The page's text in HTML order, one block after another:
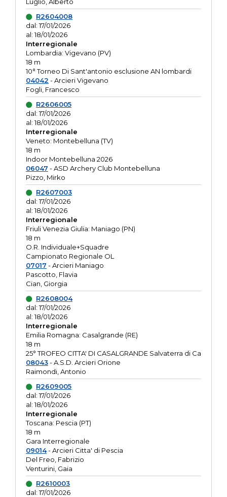
R2604008
dal: 17/01/2026
al: 18/01/2026
Interregionale
Lombardia: Vigevano (PV)
18 m
10° Torneo Di Sant'antonio esclusione AN lombardi
04042 - Arcieri Vigevano
Fogli, Francesco
R2606005
dal: 17/01/2026
al: 18/01/2026
Interregionale
Veneto: Montebelluna (TV)
18 m
Indoor Montebelluna 2026
06047 - ASD Archery Club Montebelluna
Pizzo, Mirko
R2607003
dal: 17/01/2026
al: 18/01/2026
Interregionale
Friuli Venezia Giulia: Maniago (PN)
18 m
O.R. Individuale+Squadre
Campionato Regionale OL
07017 - Arcieri Maniago
Pascotto, Flavia
Cian, Giorgia
R2608004
dal: 17/01/2026
al: 18/01/2026
Interregionale
Emilia Romagna: Casalgrande (RE)
18 m
25° TROFEO CITTA' DI CASALGRANDE Salvaterra di Ca
08043- A.S.D. Arcieri Orione
Raimondi, Antonio
R2609005
dal: 17/01/2026
al: 18/01/2026
Interregionale
Toscana: Pescia (PT)
18 m
Gara Interregionale
09014- Arcieri Citta' di Pescia
Del Freo, Fabrizio
Venturini, Gaia
R2610003
dal: 17/01/2026